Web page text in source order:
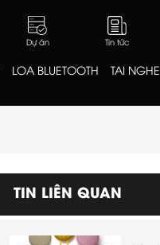
Dự án Tin tức
LOA BLUETOOTH TAI NGHE
TIN LIÊN QUAN